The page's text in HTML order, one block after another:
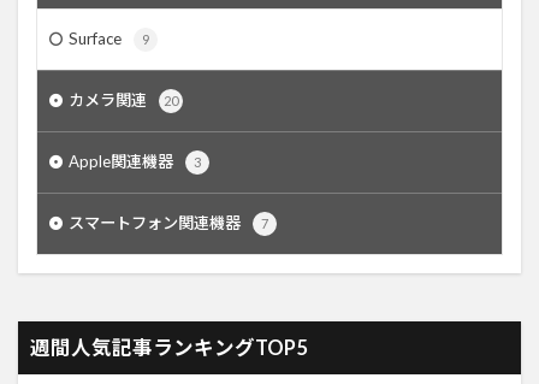
Surface 9
カメラ関連 20
Apple関連機器 3
スマートフォン関連機器 7
週間人気記事ランキングTOP5